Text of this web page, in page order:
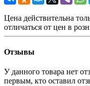
Цена действительна
отличаться от цен в
Отзывы
У данного товара нет
первым, кто оставил